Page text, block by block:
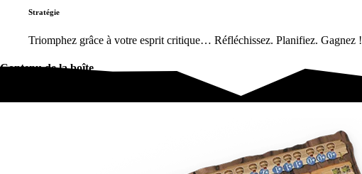
Stratégie
Triomphez grâce à votre esprit critique… Réfléchissez. Planifiez. Gagnez !
Contenu de la boîte